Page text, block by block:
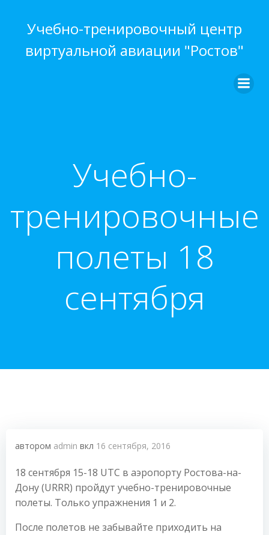
содержимому
Учебно-тренировочный центр
виртуальной авиации "Ростов"
Учебно-
тренировочные
полеты 18
сентября
автором admin вкл 16 сентября, 2016
18 сентября 15-18 UTC в аэропорту Ростова-на-
Дону (URRR) пройдут учебно-тренировочные
полеты. Только упражнения 1 и 2.
После полетов не забывайте приходить на